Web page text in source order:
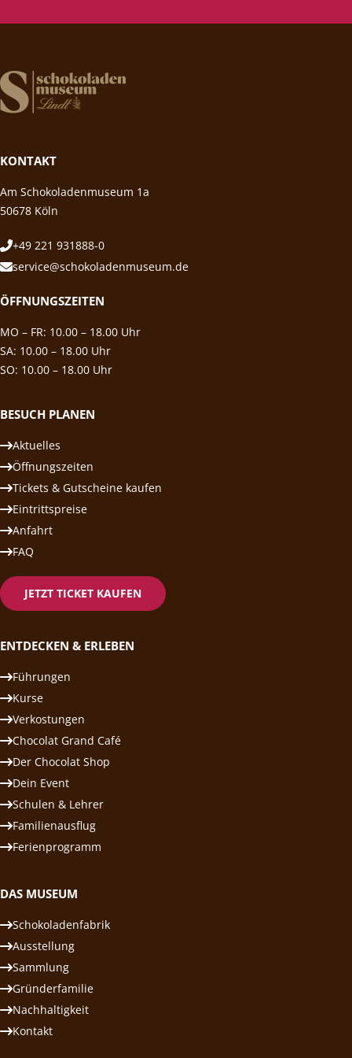
KONTAKT
Am Schokoladenmuseum 1a
50678 Köln
+49 221 931888-0
service@schokoladenmuseum.de
ÖFFNUNGSZEITEN
MO – FR: 10.00 – 18.00 Uhr
SA: 10.00 – 18.00 Uhr
SO: 10.00 – 18.00 Uhr
BESUCH PLANEN
Aktuelles
Öffnungszeiten
Tickets & Gutscheine kaufen
Eintrittspreise
Anfahrt
FAQ
JETZT TICKET KAUFEN
ENTDECKEN & ERLEBEN
Führungen
Kurse
Verkostungen
Chocolat Grand Café
Der Chocolat Shop
Dein Event
Schulen & Lehrer
Familienausflug
Ferienprogramm
DAS MUSEUM
Schokoladenfabrik
Ausstellung
Sammlung
Gründerfamilie
Nachhaltigkeit
Kontakt